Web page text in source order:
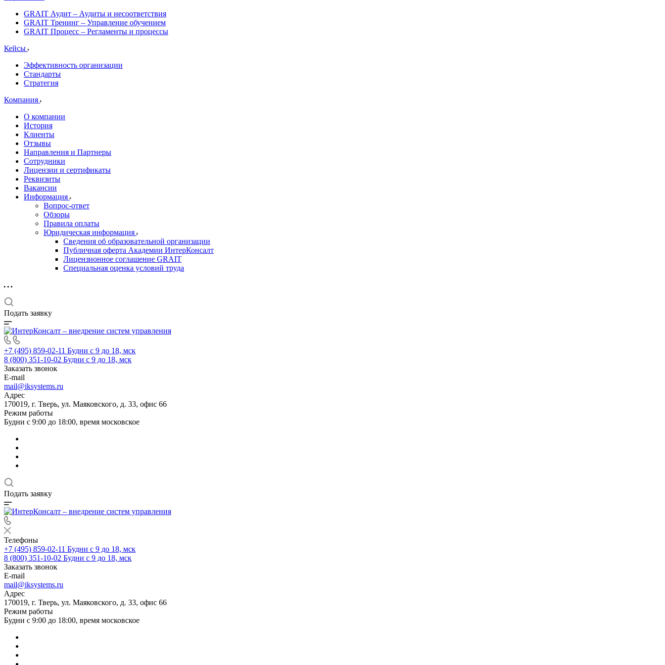
GRAIT Аудит – Аудиты и несоответствия
GRAIT Тренинг – Управление обучением
GRAIT Процесс – Регламенты и процессы
Кейсы
Эффективность организации
Стандарты
Стратегия
Компания
О компании
История
Клиенты
Отзывы
Направления и Партнеры
Сотрудники
Лицензии и сертификаты
Реквизиты
Вакансии
Информация
Вопрос-ответ
Обзоры
Правила оплаты
Юридическая информация
Сведения об образовательной организации
Публичная оферта Академии ИнтерКонсалт
Лицензионное соглашение GRAIT
Специальная оценка условий труда
Подать заявку
+7 (495) 859-02-11 Будни с 9 до 18, мск
8 (800) 351-10-02 Будни с 9 до 18, мск
Заказать звонок
E-mail
mail@iksystems.ru
Адрес
170019, г. Тверь, ул. Маяковского, д. 33, офис 66
Режим работы
Будни с 9:00 до 18:00, время московское
Подать заявку
Телефоны
+7 (495) 859-02-11 Будни с 9 до 18, мск
8 (800) 351-10-02 Будни с 9 до 18, мск
Заказать звонок
E-mail
mail@iksystems.ru
Адрес
170019, г. Тверь, ул. Маяковского, д. 33, офис 66
Режим работы
Будни с 9:00 до 18:00, время московское